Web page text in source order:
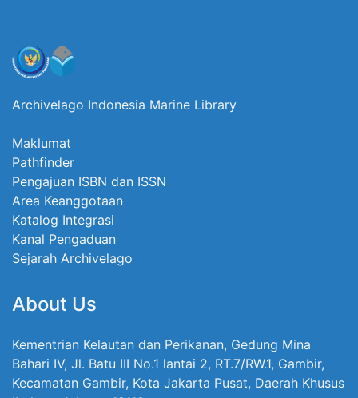
Archivelago Indonesia Marine Library
Maklumat
Pathfinder
Pengajuan ISBN dan ISSN
Area Keanggotaan
Katalog Integrasi
Kanal Pengaduan
Sejarah Archivelago
About Us
Kementrian Kelautan dan Perikanan, Gedung Mina
Bahari IV, Jl. Batu III No.1 lantai 2, RT.7/RW.1, Gambir,
Kecamatan Gambir, Kota Jakarta Pusat, Daerah Khusus